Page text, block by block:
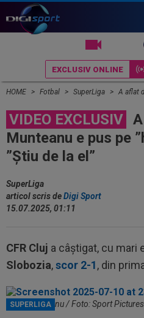
EXCLUSIV ONLINE
HOME Fotbal SuperLiga A aflat de ce
VIDEO EXCLUSIV
Munteanu e pus pe
”Știu de la el”
SuperLiga
articol scris deDigi Sport
15.07.2025, 01:11
CFR Cluj a câștigat, cu mari
Slobozia,scor 2-1, din
SUPERLIGA
Louis Munteanu / Foto: Sport Pictures